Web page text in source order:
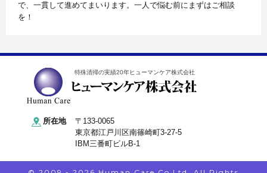
で、一貫して進めてまいります。一人で悩む前にまずはご相談
を！
特殊清掃の実績20年ヒューマンケア株式会社
所在地
〒133-0065
東京都江戸川区南篠崎町3-27-5
IBM三番町ビルB-1